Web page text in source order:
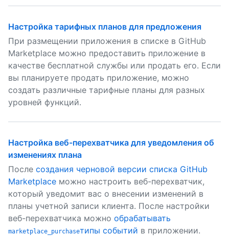
Настройка тарифных планов для предложения
При размещении приложения в списке в GitHub
Marketplace можно предоставить приложение в
качестве бесплатной службы или продать его. Если
вы планируете продать приложение, можно
создать различные тарифные планы для разных
уровней функций.
Настройка веб-перехватчика для уведомления об
изменениях плана
После создания черновой версии списка GitHub
Marketplace можно настроить веб-перехватчик,
который уведомит вас о внесении изменений в
планы учетной записи клиента. После настройки
веб-перехватчика можно обрабатывать
marketplace_purchaseтипы событий в приложении.